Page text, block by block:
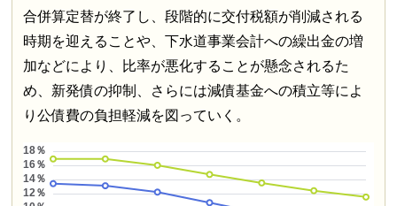
合併算定替が終了し、段階的に交付税額が削減される
時期を迎えることや、下水道事業会計への繰出金の増
加などにより、比率が悪化することが懸念されるた
め、新発債の抑制、さらには減債基金への積立等によ
り公債費の負担軽減を図っていく。